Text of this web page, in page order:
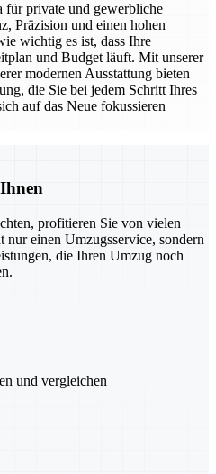
für private und gewerbliche
Präzision und einen hohen
wichtig es ist, dass Ihre
und Budget läuft. Mit unserer
modernen Ausstattung bieten
die Sie bei jedem Schritt Ihres
auf das Neue fokussieren
profitieren Sie von vielen
einen Umzugsservice, sondern
die Ihren Umzug noch
und vergleichen